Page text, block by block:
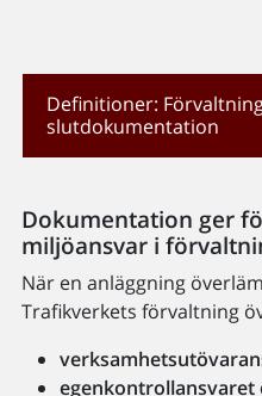
Definitioner:
slutdokumentation
Dokumentation ger
miljöansvar i
När en anläggning
Trafikverkets förvaltning
egenkontrollansvaret